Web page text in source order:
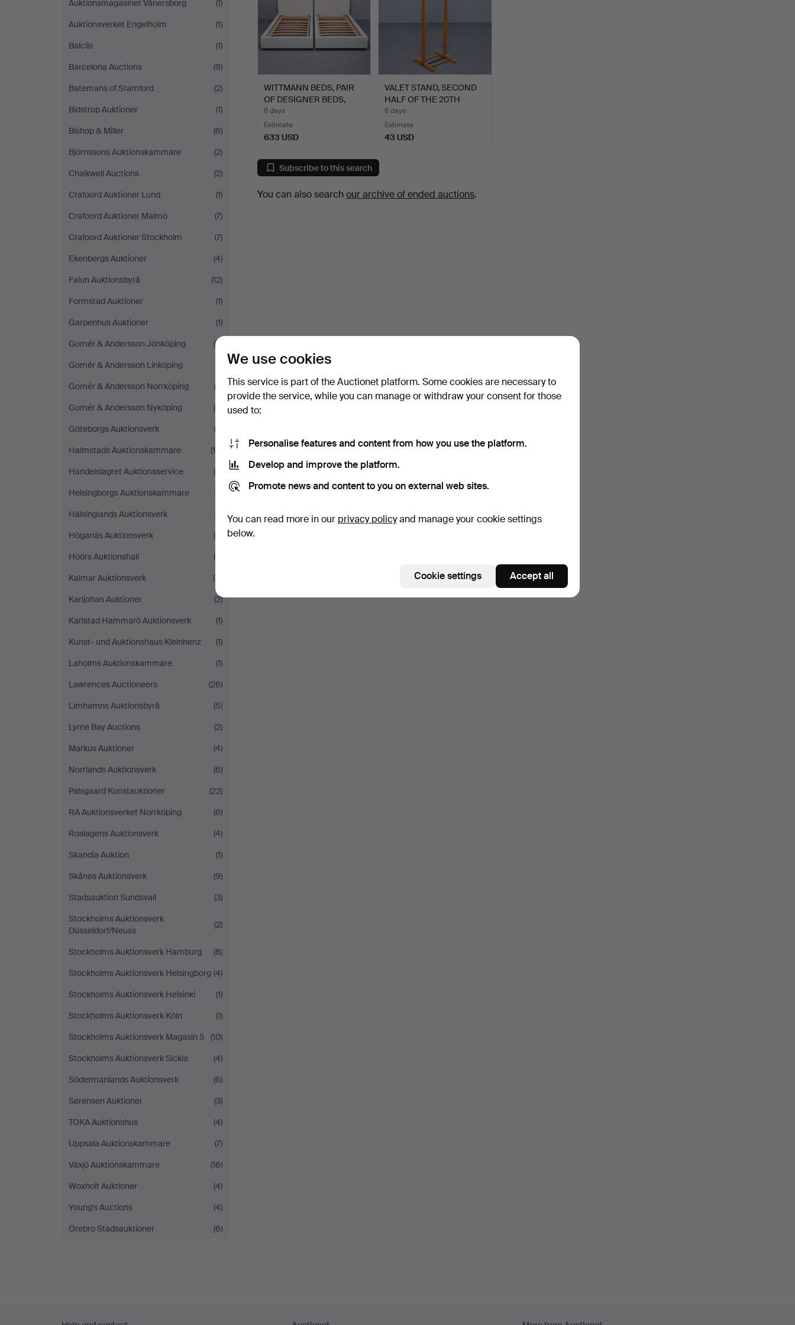
Auktionsmagasinet Vänersborg
(1)
Auktionsverket Engelholm
(1)
Balclis
(1)
Barcelona Auctions
(9)
Batemans of Stamford
(2)
Bidstrup Auktioner
(1)
Bishop & Miller
(6)
Björnssons Auktionskammare
(2)
Chalkwell Auctions
(2)
Crafoord Auktioner Lund
(1)
Crafoord Auktioner Malmö
(7)
Crafoord Auktioner Stockholm
(7)
Ekenbergs Auktioner
(4)
Falun Auktionsbyrå
(12)
Formstad Auktioner
(1)
Garpenhus Auktioner
(1)
Gomér & Andersson Jönköping
(6)
Gomér & Andersson Linköping
Gomér & Andersson Norrköping
(3)
Gomér & Andersson Nyköping
(4)
Göteborgs Auktionsverk
(3)
Halmstads Auktionskammare
(10)
Handelslagret Auktionsservice
(5)
Helsingborgs Auktionskammare
(7)
Hälsinglands Auktionsverk
(7)
Höganäs Auktionsverk
(4)
Höörs Auktionshall
(6)
Kalmar Auktionsverk
(11)
Karljohan Auktioner
(2)
Karlstad Hammarö Auktionsverk
(1)
Kunst- und Auktionshaus Kleinhenz
(1)
Laholms Auktionskammare
(1)
Lawrences Auctioneers
(26)
Limhamns Auktionsbyrå
(5)
Lyme Bay Auctions
(2)
Markus Auktioner
(4)
Norrlands Auktionsverk
(6)
Palsgaard Kunstauktioner
(22)
RA Auktionsverket Norrköping
(6)
Roslagens Auktionsverk
(4)
Skandia Auktion
(1)
Skånes Auktionsverk
(9)
Stadsauktion Sundsvall
(3)
Stockholms Auktionsverk
Düsseldorf/Neuss
(2)
Stockholms Auktionsverk Hamburg
(8)
Stockholms Auktionsverk Helsingborg (4)
Stockholms Auktionsverk Helsinki
(1)
Stockholms Auktionsverk Köln
(1)
Stockholms Auktionsverk Magasin 5
(10)
Stockholms Auktionsverk Sickla
(4)
Södermanlands Auktionsverk
(6)
Sørensen Auktioner
(3)
TOKA Auktionshus
(4)
Uppsala Auktionskammare
(7)
Växjö Auktionskammare
(16)
Woxholt Auktioner
(4)
Young's Auctions
(4)
Örebro Stadsauktioner
(6)
WITTMANN BEDS, PAIR
OF DESIGNER BEDS,
CONT…
6 days
Estimate
633 USD
VALET STAND, SECOND
HALF OF THE 20TH
CENTU…
6 days
Estimate
43 USD
Subscribe to this search
You can also searchour archive of ended auctions.
We use cookies
This service is part of the Auctionet platform. Some cookies are necessary to
provide the service, while you can manage or withdraw your consent for those
used to:
Personalise features and content from how you use the platform.
Develop and improve the platform.
Promote news and content to you on external web sites.
You can read more in our privacy policyand manage your cookie settings
below.
Cookie settings Accept all